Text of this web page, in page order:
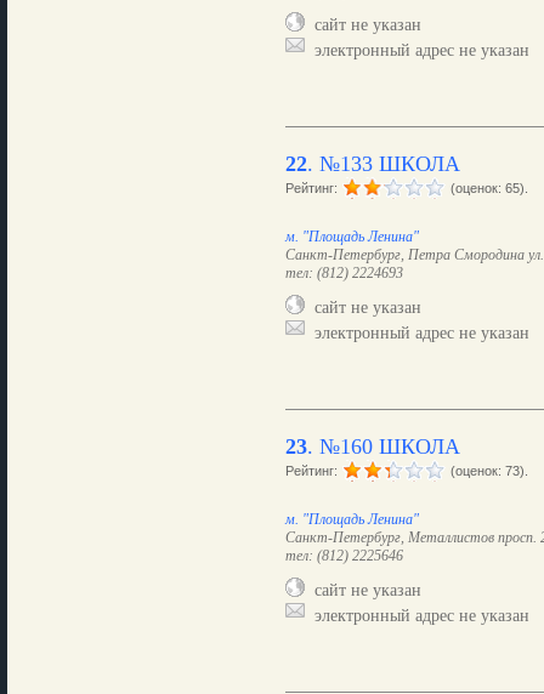
сайт не указан
электронный адрес не указан
22. №133 ШКОЛА
Рейтинг: (оценок: 65).
м. "Площадь Ленина"
Санкт-Петербург, Петра Смородина
тел: (812) 2224693
сайт не указан
электронный адрес не указан
23. №160 ШКОЛА
Рейтинг: (оценок: 73).
м. "Площадь Ленина"
Санкт-Петербург, Металлистов просп.
тел: (812) 2225646
сайт не указан
электронный адрес не указан